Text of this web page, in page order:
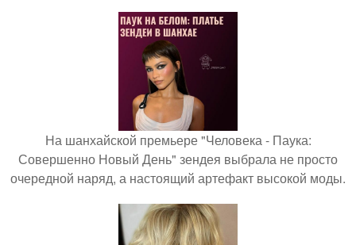
На шанхайской премьере "Человека - Паука:
Совершенно Новый День" зендея выбрала не просто
очередной наряд, а настоящий артефакт высокой моды.